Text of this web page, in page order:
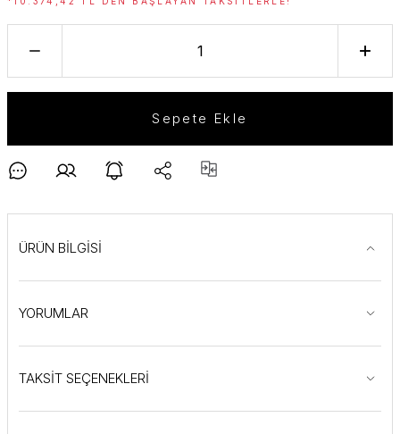
Sepete Ekle
ÜRÜN BİLGİSİ
YORUMLAR
TAKSİT SEÇENEKLERİ